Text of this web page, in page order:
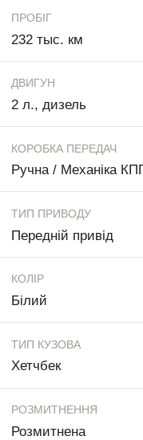
ПРОБІГ
232 тыс. км
ДВИГУН
2 л., дизель
КОРОБКА ПЕРЕДАЧ
Ручна / Механіка
ТИП ПРИВОДУ
Передній привід
КОЛІР
Білий
ТИП КУЗОВА
Хетчбек
РОЗМИТНЕННЯ
Розмитнена